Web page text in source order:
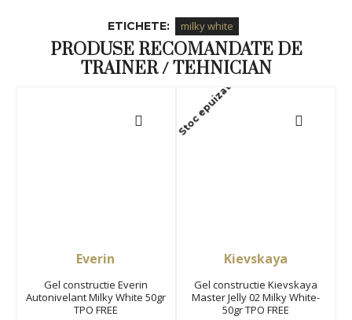
ETICHETE: milky white
PRODUSE RECOMANDATE DE
TRAINER / TEHNICIAN
Everin
Gel constructie Everin
Autonivelant Milky White 50gr
TPO FREE
Stoc epuizat
Kievskaya
Gel constructie Kievskaya
Master Jelly 02 Milky White-
50gr TPO FREE